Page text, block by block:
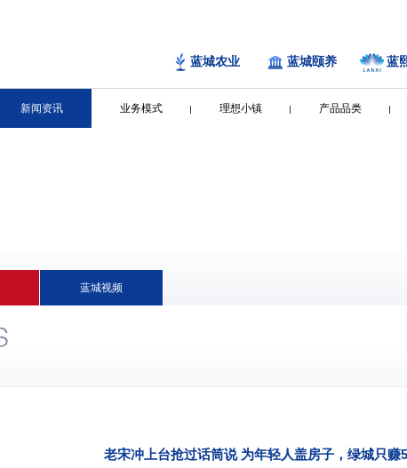
蓝城农业 蓝城颐养 蓝
新闻资讯 业务模式 理想小镇 产品品类
蓝城视频
老宋冲上台抢过话筒说 为年轻人盖房子，绿城只赚